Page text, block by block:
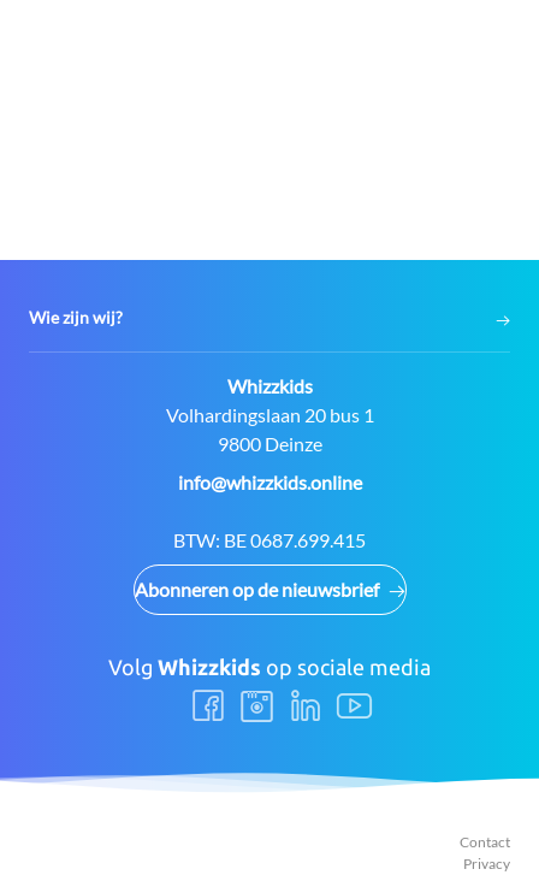
Wie zijn wij?
Contact:
Whizzkids
Adres:
Volhardingslaan 20 bus 1
9800 Deinze
E-
info@whizzkids.online
BTW: BE 0687.699.415
Abonneren op de nieuwsbrief
Volg Whizzkids op sociale media
Volg
ons
Volg
ons
Volg
ons
Volg
ons
Contact
Privacy